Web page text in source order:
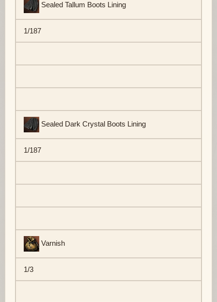
Sealed Tallum Boots Lining
1/187
Sealed Dark Crystal Boots Lining
1/187
Varnish
1/3